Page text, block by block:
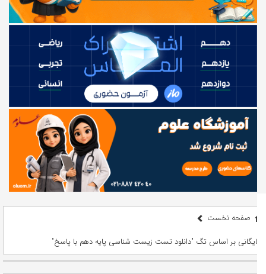
صفحه نخست
بایگانی بر اساس تگ "دانلود تست زیست شناسی پایه دهم با پاسخ"